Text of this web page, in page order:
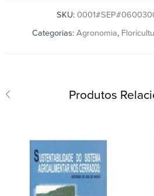
SKU:
Categorias: Agronomia,
Produtos